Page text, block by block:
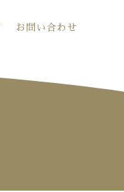
お問い合わせ